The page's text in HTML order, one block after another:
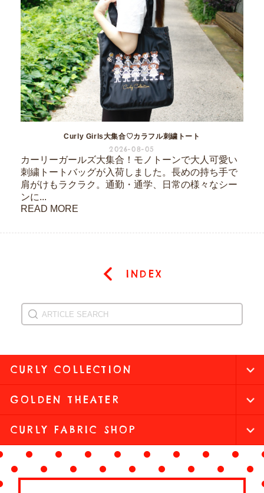
Curly Girls大集合♡カラフル刺繍トート
2026-08-05
カーリーガールズ大集合！モノトーンで大人可愛い
刺繍トートバッグが入荷しました。長めの持ち手で
肩がけもラクラク。通勤・通学、日常の様々なシー
ンに...
READ MORE
INDEX
CURLY COLLECTION
GOLDEN THEATER
CURLY FABRIC SHOP